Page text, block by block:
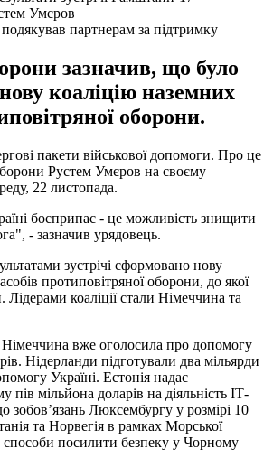
Умєров
партнерам за підтримку
зазначив, що було
коаліцію наземних
оборони.
пакети військової допомоги. Про це
Рустем Умєров на своєму
22 листопада.
боєприпас - це можливість знищити
- зазначив урядовець.
зустрічі сформовано нову
протиповітряної оборони, до якої
Лідерами коаліції стали Німеччина та
вже оголосила про допомогу
Нідерланди підготували два мільярди
Україні. Естонія надає
пів мільйона доларів на діяльність ІТ-
зобов’язань Люксембургу у розмірі 10
та Норвегія в рамках Морської
способи посилити безпеку у Чорному